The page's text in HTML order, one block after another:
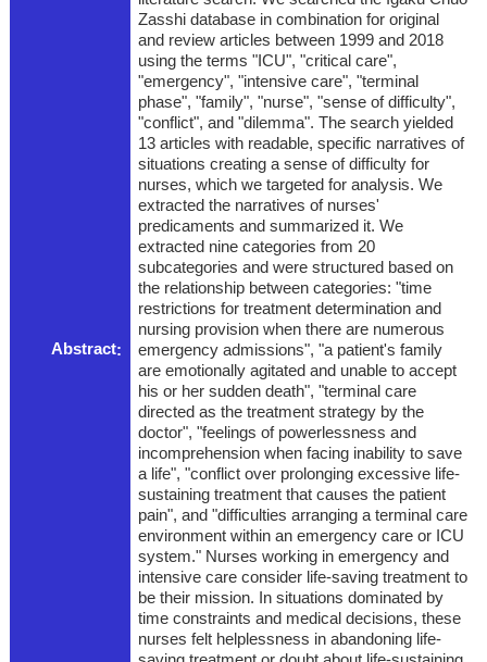
Abstract
Zasshi database in combination for original
and review articles between 1999 and 2018
using the terms "ICU", "critical care",
"emergency", "intensive care", "terminal
phase", "family", "nurse", "sense of difficulty",
"conflict", and "dilemma". The search yielded
13 articles with readable, specific narratives of
situations creating a sense of difficulty for
nurses, which we targeted for analysis. We
extracted the narratives of nurses'
predicaments and summarized it. We
extracted nine categories from 20
subcategories and were structured based on
the relationship between categories: "time
restrictions for treatment determination and
nursing provision when there are numerous
emergency admissions", "a patient's family
are emotionally agitated and unable to accept
his or her sudden death", "terminal care
directed as the treatment strategy by the
doctor", "feelings of powerlessness and
incomprehension when facing inability to save
a life", "conflict over prolonging excessive life-
sustaining treatment that causes the patient
pain", and "difficulties arranging a terminal care
environment within an emergency care or ICU
system." Nurses working in emergency and
intensive care consider life-saving treatment to
be their mission. In situations dominated by
time constraints and medical decisions, these
nurses felt helplessness in abandoning life-